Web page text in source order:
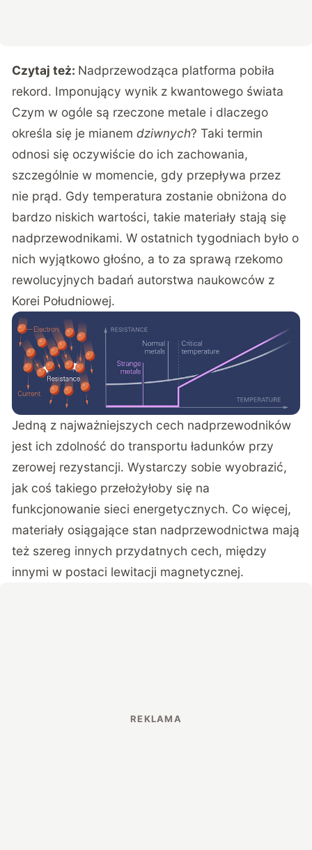
Czytaj też: Nadprzewodząca platforma pobiła
rekord. Imponujący wynik z kwantowego świata
Czym w ogóle są rzeczone metale i dlaczego
określa się je mianemdziwnych? Taki termin
odnosi się oczywiście do ich zachowania,
szczególnie w momencie, gdy przepływa przez
nie prąd. Gdy temperatura zostanie obniżona do
bardzo niskich wartości, takie materiały stają się
nadprzewodnikami. W ostatnich tygodniach było o
nich wyjątkowo głośno, a to za sprawą rzekomo
rewolucyjnych badań autorstwa naukowców z
Korei Południowej.
Jedną z najważniejszych cech nadprzewodników
jest ich zdolność do transportu ładunków przy
zerowej rezystancji. Wystarczy sobie wyobrazić,
jak coś takiego przełożyłoby się na
funkcjonowanie sieci energetycznych. Co więcej,
materiały osiągające stan nadprzewodnictwa mają
też szereg innych przydatnych cech, między
innymi w postaci lewitacji magnetycznej.